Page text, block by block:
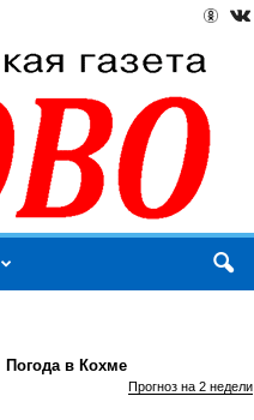
Погода в Кохме
Прогноз на 2 недели